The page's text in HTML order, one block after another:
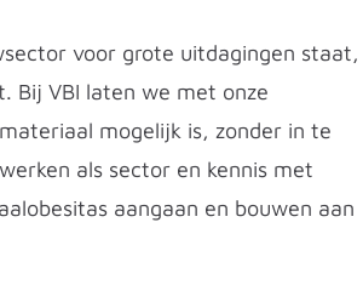
voor grote uitdagingen staat,
Bij VBI laten we met onze
mogelijk is, zonder in te
als sector en kennis met
aangaan en bouwen aan